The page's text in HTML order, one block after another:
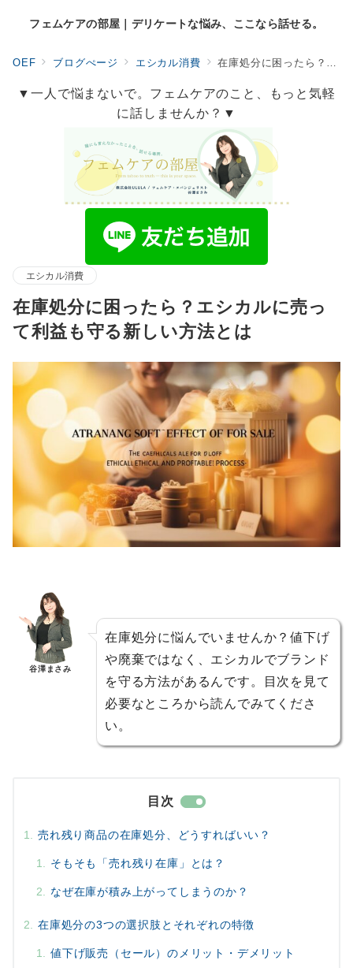
フェムケアの部屋｜デリケートな悩み、ここなら話せる。
OEF ブログぺージ エシカル消費 在庫処分に困ったら？エシカルに売って利益も守る新しい方法とは
▼一人で悩まないで。フェムケアのこと、もっと気軽
に話しませんか？▼
エシカル消費
在庫処分に困ったら？エシカルに売っ
て利益も守る新しい方法とは
谷澤まさみ
在庫処分に悩んでいませんか？値下げ
や廃棄ではなく、エシカルでブランド
を守る方法があるんです。目次を見て
必要なところから読んでみてくださ
い。
目次
売れ残り商品の在庫処分、どうすればいい？
そもそも「売れ残り在庫」とは？
なぜ在庫が積み上がってしまうのか？
在庫処分の3つの選択肢とそれぞれの特徴
値下げ販売（セール）のメリット・デメリット